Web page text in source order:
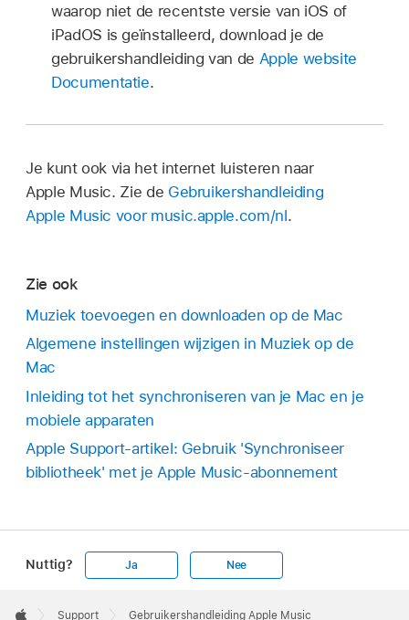
waarop niet de recentste versie van iOS of
iPadOS is geïnstalleerd, download je de
gebruikershandleiding van de Apple website
Documentatie.
Je kunt ook via het internet luisteren naar
Apple Music. Zie de Gebruikershandleiding
Apple Music voor music.apple.com/nl.
Zie ook
Muziek toevoegen en downloaden op de Mac
Algemene instellingen wijzigen in Muziek op de
Mac
Inleiding tot het synchroniseren van je Mac en je
mobiele apparaten
Apple Support-artikel: Gebruik 'Synchroniseer
bibliotheek' met je Apple Music-abonnement
Nuttig? Ja Nee
Footer
 Support Gebruikershandleiding Apple Music